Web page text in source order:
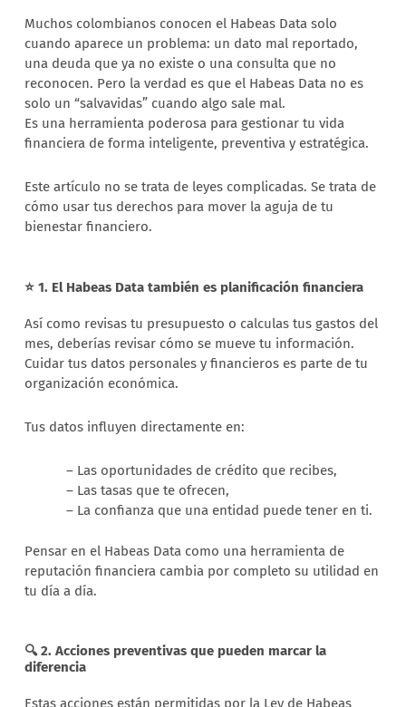
Muchos colombianos conocen el Habeas Data solo
cuando aparece un problema: un dato mal reportado,
una deuda que ya no existe o una consulta que no
reconocen. Pero la verdad es que el Habeas Data no es
solo un “salvavidas” cuando algo sale mal.
Es una herramienta poderosa para gestionar tu vida
financiera de forma inteligente, preventiva y estratégica.
Este artículo no se trata de leyes complicadas. Se trata de
cómo usar tus derechos para mover la aguja de tu
bienestar financiero.
⭐ 1. El Habeas Data también es planificación financiera
Así como revisas tu presupuesto o calculas tus gastos del
mes, deberías revisar cómo se mueve tu información.
Cuidar tus datos personales y financieros es parte de tu
organización económica.
Tus datos influyen directamente en:
– Las oportunidades de crédito que recibes,
– Las tasas que te ofrecen,
– La confianza que una entidad puede tener en ti.
Pensar en el Habeas Data como una herramienta de
reputación financiera cambia por completo su utilidad en
tu día a día.
🔍 2. Acciones preventivas que pueden marcar la
diferencia
Estas acciones están permitidas por la Ley de Habeas